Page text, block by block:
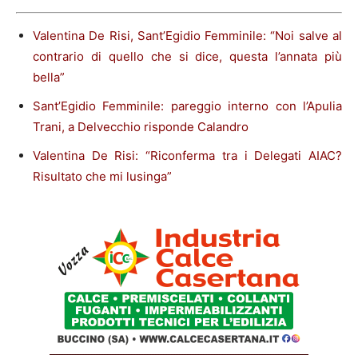
Valentina De Risi, Sant’Egidio Femminile: “Noi salve al
contrario di quello che si dice, questa l’annata più
bella”
Sant’Egidio Femminile: pareggio interno con l’Apulia
Trani, a Delvecchio risponde Calandro
Valentina De Risi: “Riconferma tra i Delegati AIAC?
Risultato che mi lusinga”